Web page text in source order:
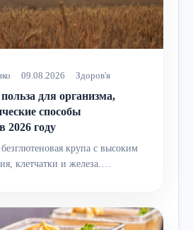
09.08.2026 Здоров'я
для организма,
способы
2026 году
крупа с высоким
клетчатки и железа.…